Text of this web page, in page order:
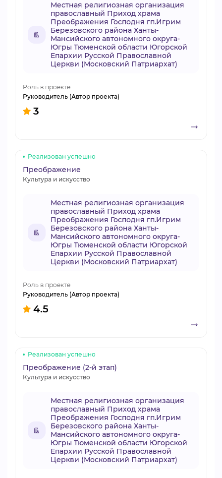
Местная религиозная организация
православный Приход храма
Преображения Господня гп.Игрим
Березовского района Ханты-
Мансийского автономного округа-
Югры Тюменской области Югорской
Епархии Русской Православной
Церкви (Московский Патриархат)
Роль в проекте
Руководитель (Автор проекта)
3
Реализован успешно
Преображение
Культура и искусство
Местная религиозная организация
православный Приход храма
Преображения Господня гп.Игрим
Березовского района Ханты-
Мансийского автономного округа-
Югры Тюменской области Югорской
Епархии Русской Православной
Церкви (Московский Патриархат)
Роль в проекте
Руководитель (Автор проекта)
4.5
Реализован успешно
Преображение (2-й этап)
Культура и искусство
Местная религиозная организация
православный Приход храма
Преображения Господня гп.Игрим
Березовского района Ханты-
Мансийского автономного округа-
Югры Тюменской области Югорской
Епархии Русской Православной
Церкви (Московский Патриархат)